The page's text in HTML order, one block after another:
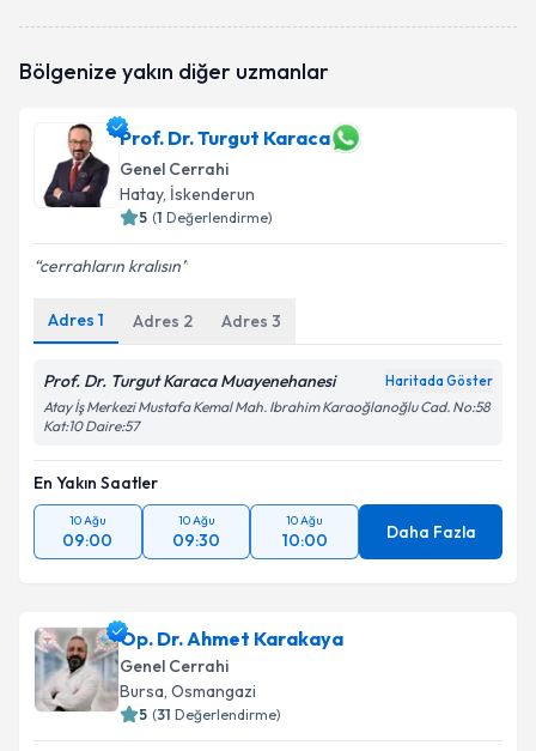
oluşturun. Size bu uzmandan randevu almanız için bir
E-posta Adresiniz
Kişisel verilerimin işlenmesine ilişkin
kapsamda işlenmesini kabul ediyorum.
Takvim Talebini Gönder
Bölgenize yakın diğer uzmanlar
Prof. Dr. Turgut Karaca
Genel Cerrahi
Hatay, İskenderun
5 (1 Değerlendirme)
cerrahların kralısın
Adres 1 Adres 2 Adres 3
Prof. Dr. Turgut Karaca Muayenehanesi Haritada Göster
Atay İş Merkezi Mustafa Kemal Mah. Ibrahim Karaoğlanoğlu Cad. No:58
Kat:10 Daire:57
En Yakın Saatler
10 Ağu
09:00
10 Ağu
09:30
10 Ağu
10:00 Daha Fazla
Op. Dr. Ahmet Karakaya
Genel Cerrahi
Bursa, Osmangazi
5 (31 Değerlendirme)